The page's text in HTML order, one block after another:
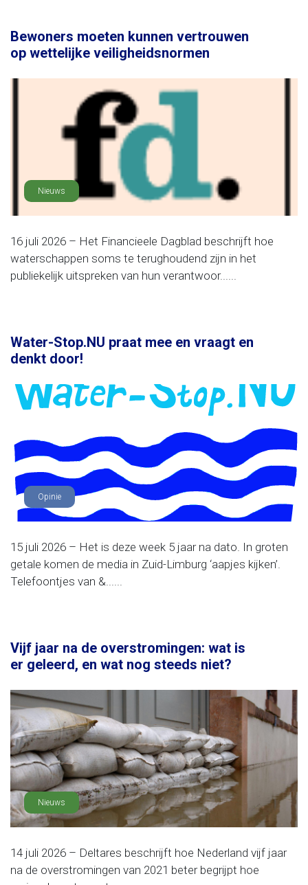
Bewoners moeten kunnen vertrouwen
op wettelijke veiligheidsnormen
Nieuws
16 juli 2026 – Het Financieele Dagblad beschrijft hoe
waterschappen soms te terughoudend zijn in het
publiekelijk uitspreken van hun verantwoor......
Water-Stop.NU praat mee en vraagt en
denkt door!
Opinie
15 juli 2026 – Het is deze week 5 jaar na dato. In groten
getale komen de media in Zuid-Limburg ‘aapjes kijken’.
Telefoontjes van &......
Vijf jaar na de overstromingen: wat is
er geleerd, en wat nog steeds niet?
Nieuws
14 juli 2026 – Deltares beschrijft hoe Nederland vijf jaar
na de overstromingen van 2021 beter begrijpt hoe